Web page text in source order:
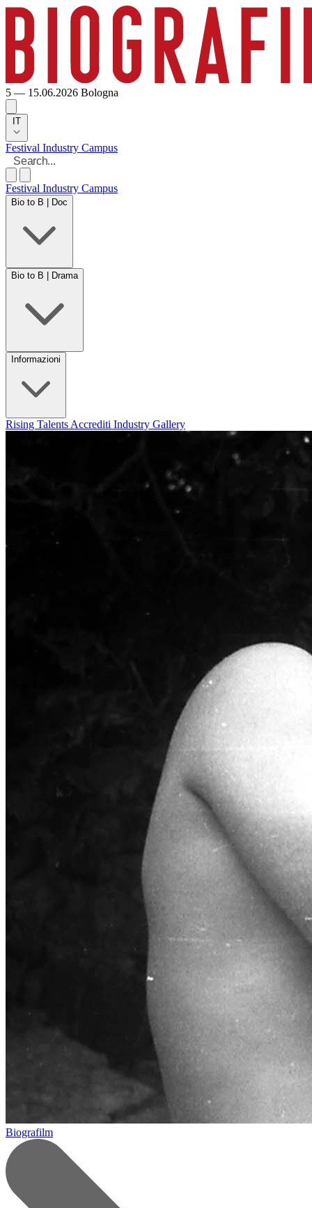
5 — 15.06.2026 Bologna
IT
Festival Industry Campus
Festival Industry Campus
Bio to B | Doc
Bio to B | Drama
Informazioni
Rising Talents Accrediti Industry Gallery
Biografilm